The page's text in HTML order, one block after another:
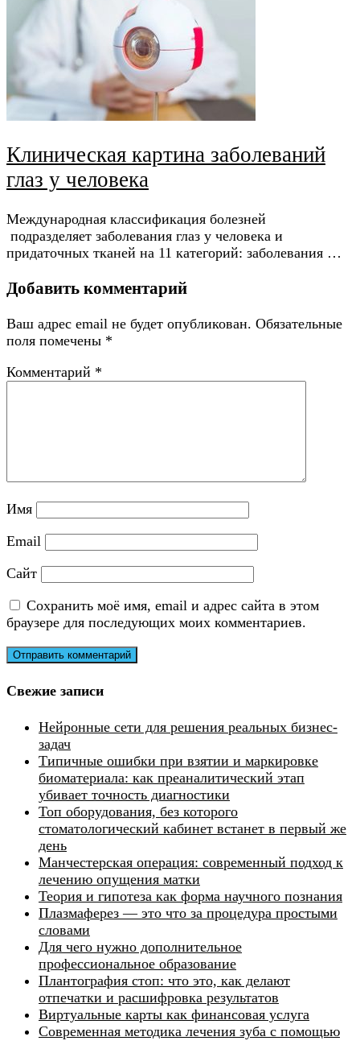
Клиническая картина заболеваний
глаз у человека
Международная классификация болезней
подразделяет заболевания глаз у человека и
придаточных тканей на 11 категорий: заболевания …
Добавить комментарий
Ваш адрес email не будет опубликован. Обязательные
поля помечены *
Комментарий *
Имя
Email
Сайт
Сохранить моё имя, email и адрес сайта в этом
браузере для последующих моих комментариев.
Свежие записи
Нейронные сети для решения реальных бизнес-
задач
Типичные ошибки при взятии и маркировке
биоматериала: как преаналитический этап
убивает точность диагностики
Топ оборудования, без которого
стоматологический кабинет встанет в первый же
день
Манчестерская операция: современный подход к
лечению опущения матки
Теория и гипотеза как форма научного познания
Плазмаферез — это что за процедура простыми
словами
Для чего нужно дополнительное
профессиональное образование
Плантография стоп: что это, как делают
отпечатки и расшифровка результатов
Виртуальные карты как финансовая услуга
Современная методика лечения зуба с помощью